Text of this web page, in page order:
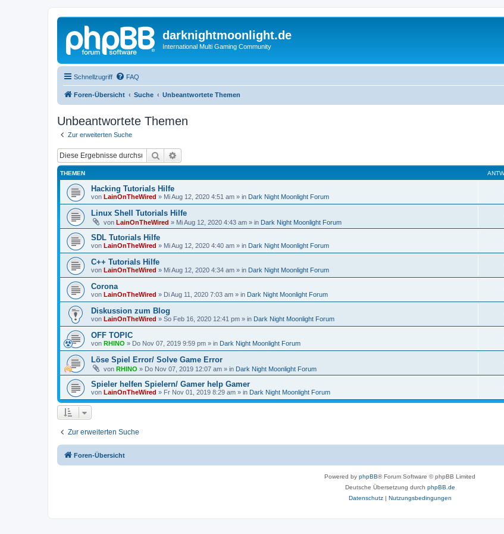
darknightmoonlight.de
International Multi Gaming Community
Schnellzugriff FAQ
Foren-Übersicht Suche Unbeantwortete Themen
Unbeantwortete Themen
Zur erweiterten Suche
Suche
THEMEN
Hacking Tutorials Hilfe
von LainOnTheWired » Mi Aug 12, 2020 4:51 am » in Dark Night Moonlight Forum
Linux Shell Tutorials Hilfe
von LainOnTheWired » Mi Aug 12, 2020 4:43 am » in Dark Night Moonlight Forum
SDL Tutorials Hilfe
von LainOnTheWired » Mi Aug 12, 2020 4:40 am » in Dark Night Moonlight Forum
C++ Tutorials Hilfe
von LainOnTheWired » Mi Aug 12, 2020 4:34 am » in Dark Night Moonlight Forum
Corona
von LainOnTheWired » Di Aug 11, 2020 7:03 am » in Dark Night Moonlight Forum
Diskussion zum Blog
von LainOnTheWired » So Feb 16, 2020 12:41 pm » in Dark Night Moonlight Forum
OFF TOPIC
von RHINO » Do Nov 07, 2019 9:59 pm » in Dark Night Moonlight Forum
Löse Spiel Error/ Solve Game Error
von RHINO » Do Nov 07, 2019 12:07 am » in Dark Night Moonlight Forum
Spieler helfen Spielern/ Gamer help Gamer
von LainOnTheWired » Fr Nov 01, 2019 8:29 am » in Dark Night Moonlight Forum
Zur erweiterten Suche
Foren-Übersicht
Powered by phpBB® Forum Software © phpBB Limited
Deutsche Übersetzung durch phpBB.de
Datenschutz| Nutzungsbedingungen